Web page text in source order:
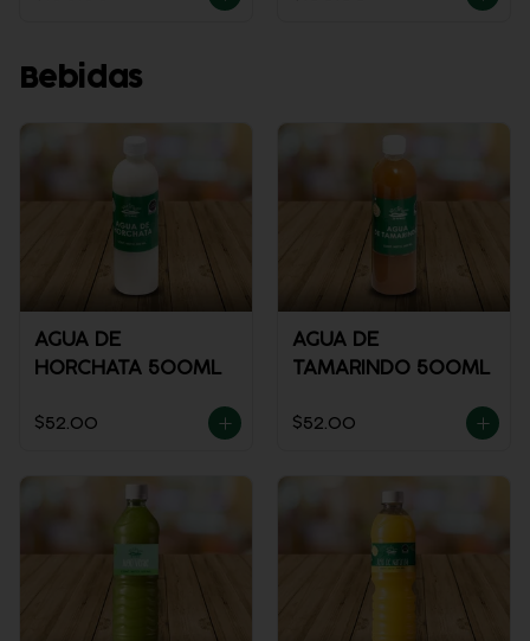
Bebidas
AGUA DE
HORCHATA 500ML
$52.00
AGUA DE
TAMARINDO 500ML
$52.00